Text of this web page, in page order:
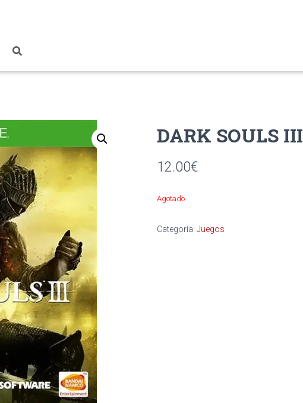
DARK SOULS III
12.00€
Agotado
Categoría: Juegos